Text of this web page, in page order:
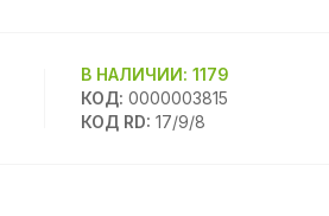
В НАЛИЧИИ:1179
КОД: 0000003815
КОД RD: 17/9/8